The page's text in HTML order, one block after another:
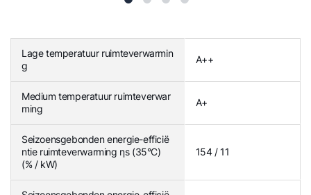
Lage temperatuur ruimteverwarmin
g
A++
Medium temperatuur ruimteverwar
ming
A+
Seizoensgebonden energie-efficië
ntie ruimteverwarming ηs (35°C)
(% / kW)
154 / 11